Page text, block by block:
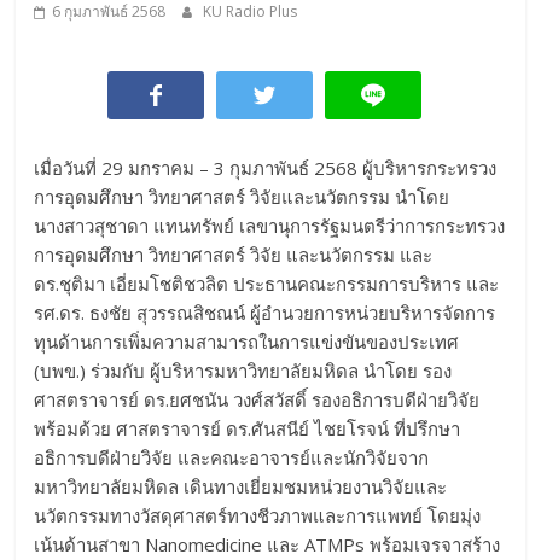
6 กุมภาพันธ์ 2568 KU Radio Plus
เมื่อวันที่ 29 มกราคม – 3 กุมภาพันธ์ 2568 ผู้บริหารกระทรวง
การอุดมศึกษา วิทยาศาสตร์ วิจัยและนวัตกรรม นำโดย
นางสาวสุชาดา แทนทรัพย์ เลขานุการรัฐมนตรีว่าการกระทรวง
การอุดมศึกษา วิทยาศาสตร์ วิจัย และนวัตกรรม และ
ดร.ชุติมา เอี่ยมโชติชวลิต ประธานคณะกรรมการบริหาร และ
รศ.ดร. ธงชัย สุวรรณสิชณน์ ผู้อำนวยการหน่วยบริหารจัดการ
ทุนด้านการเพิ่มความสามารถในการแข่งขันของประเทศ
(บพข.) ร่วมกับ ผู้บริหารมหาวิทยาลัยมหิดล นำโดย รอง
ศาสตราจารย์ ดร.ยศชนัน วงศ์สวัสดิ์ รองอธิการบดีฝ่ายวิจัย
พร้อมด้วย ศาสตราจารย์ ดร.ศันสนีย์ ไชยโรจน์ ที่ปรึกษา
อธิการบดีฝ่ายวิจัย และคณะอาจารย์และนักวิจัยจาก
มหาวิทยาลัยมหิดล เดินทางเยี่ยมชมหน่วยงานวิจัยและ
นวัตกรรมทางวัสดุศาสตร์ทางชีวภาพและการแพทย์ โดยมุ่ง
เน้นด้านสาขา Nanomedicine และ ATMPs พร้อมเจรจาสร้าง